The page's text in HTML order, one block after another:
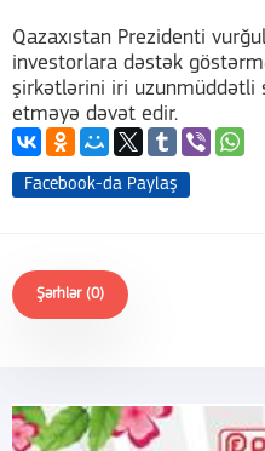
Qazaxıstan Prezidenti
investorlara dəstək
şirkətlərini iri uzunmüddətli
etməyə dəvət edir.
Facebook-da Paylaş
Şərhlər (0)